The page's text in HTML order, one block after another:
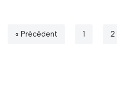
« Précédent 1 2